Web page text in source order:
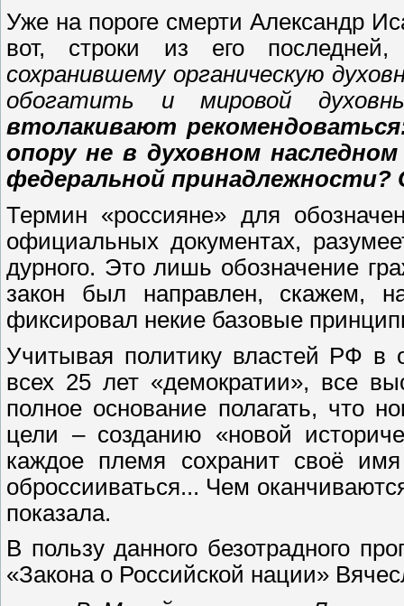
Уже на пороге смерти Александр
вот, строки из его последней,
сохранившему органическую
обогатить и мировой
втолакивают
опору не в духовном
федеральной принадлежности?
Термин «россияне» для
официальных документах,
дурного. Это лишь обозначение
закон был направлен, скажем,
фиксировал некие базовые
Учитывая политику властей РФ в
всех 25 лет «демократии», все
полное основание полагать, что
цели – созданию «новой
каждое племя сохранит своё
оброссииваться... Чем
показала.
В пользу данного безотрадного
«Закона о Российской нации»